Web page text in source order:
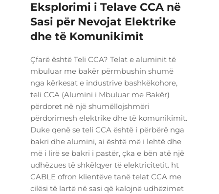
Eksplorimi i Telave CCA në
Sasi për Nevojat Elektrike
dhe të Komunikimit
Çfarë është Teli CCA? Telat e aluminit të
mbuluar me bakër përmbushin shumë
nga kërkesat e industrive bashkëkohore,
teli CCA (Alumini i Mbuluar me Bakër)
përdoret në një shumëllojshmëri
përdorimesh elektrike dhe të komunikimit.
Duke qenë se teli CCA është i përbërë nga
bakri dhe alumini, ai është më i lehtë dhe
më i lirë se bakri i pastër, çka e bën atë një
udhëzues të shkëlqyer të elektricitetit. ht
CABLE ofron klientëve tanë telat CCA me
cilësi të lartë në sasi që kalojnë udhëzimet